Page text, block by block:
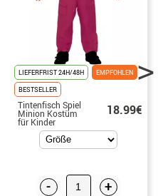
LIEFERFRIST 24H/48H
EMPFOHLEN
BESTSELLER
Tintenfisch Spiel
Minion Kostüm
für Kinder
18.99€
- +